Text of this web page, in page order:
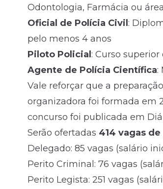
Odontologia, Farmácia ou
Oficial de Polícia Civil :
pelo menos 4 anos
Piloto Policial : Curso
Agente de Polícia Científica:
Vale reforçar que a
organizadora foi formada em
concurso foi publicada em
Serão ofertadas 414 vagas
Delegado: 85 vagas (salário
Perito Criminal: 76 vagas
Perito Legista: 251 vagas